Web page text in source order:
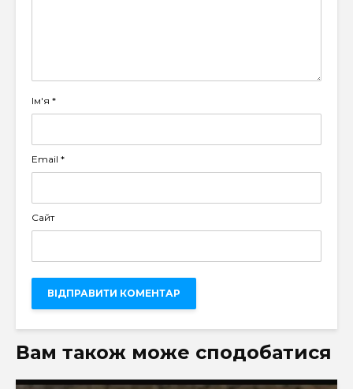
Ім'я *
Email *
Сайт
Вам також може сподобатися